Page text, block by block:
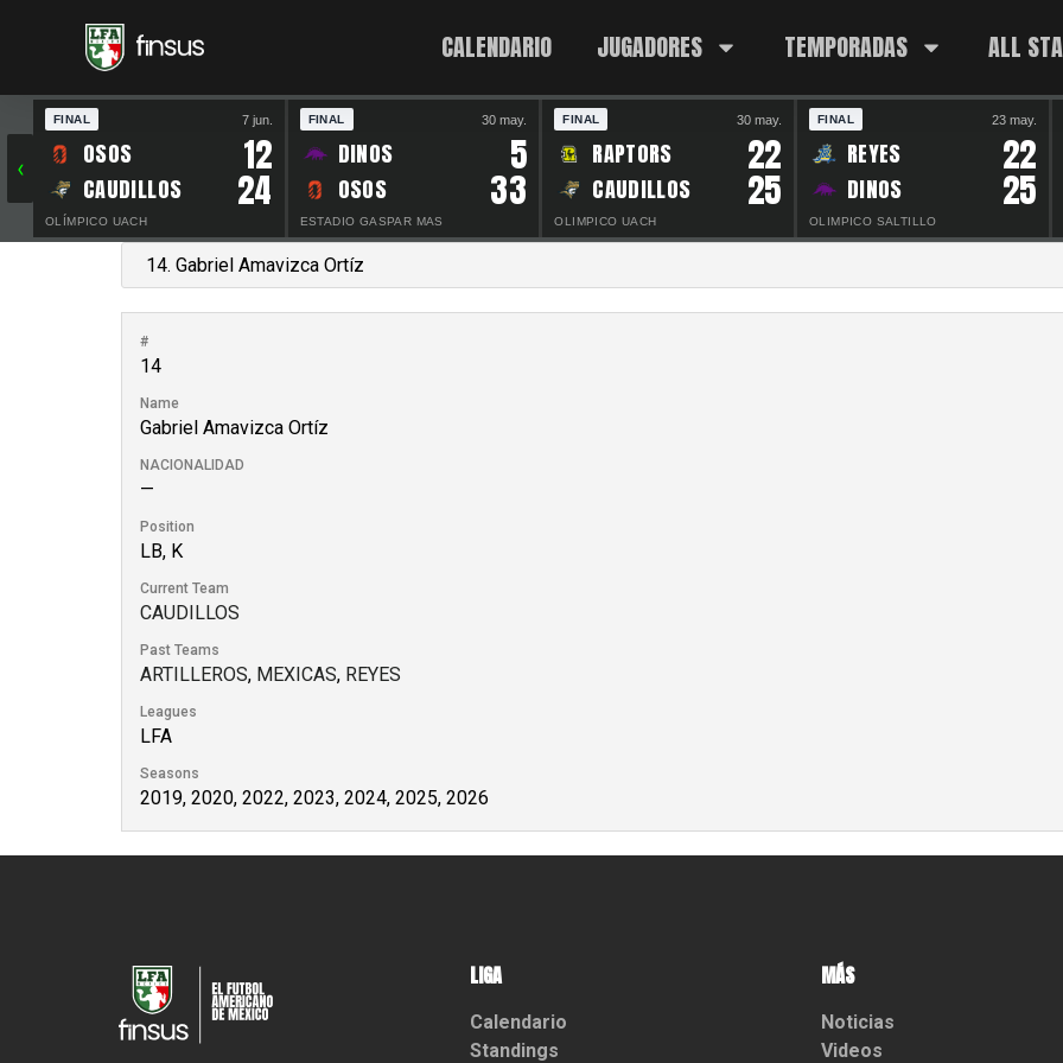
CALENDARIO JUGADORES TEMPORADAS ALL
‹
FINAL 7 jun.
OSOS 12
CAUDILLOS 24
OLÍMPICO UACH
FINAL 30 may.
DINOS 5
OSOS 33
ESTADIO GASPAR MAS
FINAL 30 may.
RAPTORS 22
CAUDILLOS 25
OLIMPICO UACH
FINAL 23 may.
REYES 22
DINOS 25
OLIMPICO SALTILLO
#
14
Name
Gabriel Amavizca Ortíz
NACIONALIDAD
—
Position
LB, K
Current Team
CAUDILLOS
Past Teams
ARTILLEROS, MEXICAS, REYES
Leagues
LFA
Seasons
2019, 2020, 2022, 2023, 2024, 2025, 2026
LIGA
Calendario
Standings
MÁS
Noticias
Videos